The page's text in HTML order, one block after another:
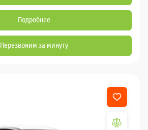
Подробнее
Перезвоним за минуту